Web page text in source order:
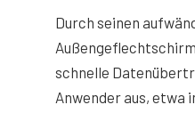
Durch seinen
schnelle
Anwender aus, etwa